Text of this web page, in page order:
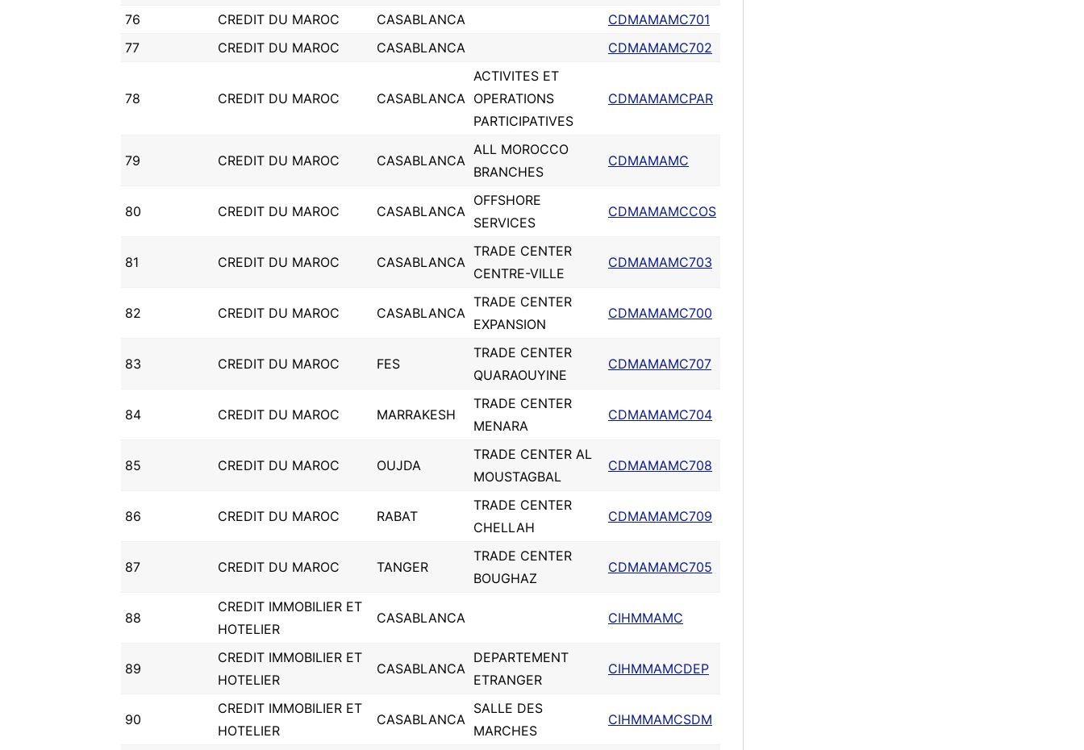
76 CREDIT DU MAROC CASABLANCA
CDMAMAMC701
77
CREDIT DU MAROC CASABLANCA CDMAMAMC702
78 CREDIT DU MAROC CASABLANCA
ACTIVITES ET
OPERATIONS
PARTICIPATIVES
CDMAMAMCPAR
79 CREDIT DU MAROC CASABLANCA
ALL MOROCCO
BRANCHES
CDMAMAMC
80 CREDIT DU MAROC CASABLANCA
OFFSHORE
SERVICES
CDMAMAMCCOS
81 CREDIT DU MAROC CASABLANCA
TRADE CENTER
CENTRE-VILLE
CDMAMAMC703
82 CREDIT DU MAROC CASABLANCA
TRADE CENTER
EXPANSION
CDMAMAMC700
83 CREDIT DU MAROC FES
TRADE CENTER
QUARAOUYINE
CDMAMAMC707
84 CREDIT DU MAROC MARRAKESH
TRADE CENTER
MENARA
CDMAMAMC704
85 CREDIT DU MAROC OUJDA
TRADE CENTER AL
MOUSTAGBAL
CDMAMAMC708
86 CREDIT DU MAROC RABAT
TRADE CENTER
CHELLAH
CDMAMAMC709
87 CREDIT DU MAROC TANGER
TRADE CENTER
BOUGHAZ
CDMAMAMC705
88
CREDIT IMMOBILIER ET
HOTELIER
CASABLANCA CIHMMAMC
89
CREDIT IMMOBILIER ET
HOTELIER
CASABLANCA
DEPARTEMENT
ETRANGER
CIHMMAMCDEP
90
CREDIT IMMOBILIER ET
HOTELIER
CASABLANCA
SALLE DES
MARCHES
CIHMMAMCSDM